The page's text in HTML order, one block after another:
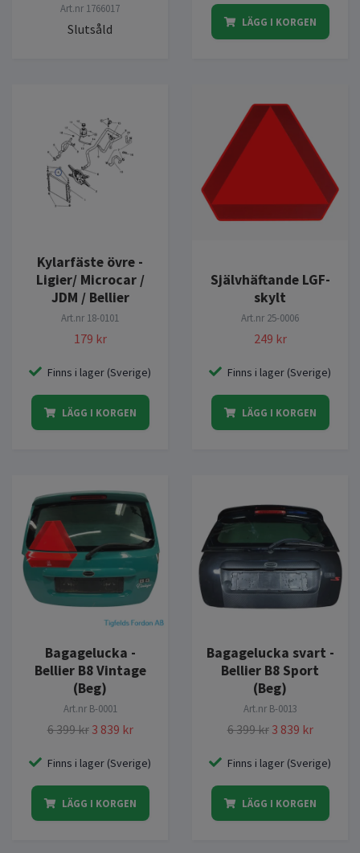
Art.nr 1766017
Slutsåld LÄGG I KORGEN
Kylarfäste övre -
Ligier/ Microcar /
JDM / Bellier
Art.nr 18-0101
179 kr
Finns i lager (Sverige)
LÄGG I KORGEN
Självhäftande LGF-
skylt
Art.nr 25-0006
249 kr
Finns i lager (Sverige)
LÄGG I KORGEN
Bagagelucka -
Bellier B8 Vintage
(Beg)
Art.nrB-0001
6 399 kr 3 839 kr
Finns i lager (Sverige)
LÄGG I KORGEN
Bagagelucka svart -
Bellier B8 Sport
(Beg)
Art.nrB-0013
6 399 kr 3 839 kr
Finns i lager (Sverige)
LÄGG I KORGEN